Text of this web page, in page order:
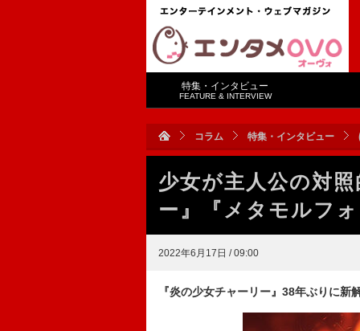
特集・インタビュー
FEATURE & INTERVIEW
コラム 特集・インタビュー
少女が主人公の対
ー』『メタモルフ
2022年6月17日 / 09:00
『炎の少女チャーリー』38年ぶりに